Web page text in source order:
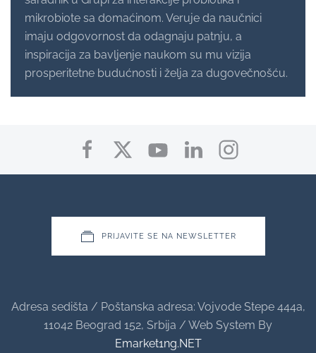
mikrobiote sa domaćinom. Veruje da naučnici
imaju odgovornost da odagnaju patnju, a
inspiracija za bavljenje naukom su mu vizija
prosperitetne budućnosti i želja za dugovečnošću.
PRIJAVITE SE NA NEWSLETTER
Adresa sedišta / Poštanska adresa: Vojvode Stepe 444a,
11042 Beograd 152, Srbija / Web System By
Emarket1ng.NET